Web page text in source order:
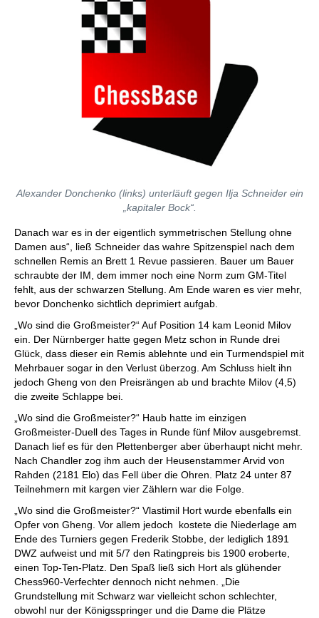
Alexander Donchenko (links) unterläuft gegen Ilja Schneider ein
„kapitaler Bock“.
Danach war es in der eigentlich symmetrischen Stellung ohne
Damen aus“, ließ Schneider das wahre Spitzenspiel nach dem
schnellen Remis an Brett 1 Revue passieren. Bauer um Bauer
schraubte der IM, dem immer noch eine Norm zum GM-Titel
fehlt, aus der schwarzen Stellung. Am Ende waren es vier mehr,
bevor Donchenko sichtlich deprimiert aufgab.
„Wo sind die Großmeister?“ Auf Position 14 kam Leonid Milov
ein. Der Nürnberger hatte gegen Metz schon in Runde drei
Glück, dass dieser ein Remis ablehnte und ein Turmendspiel mit
Mehrbauer sogar in den Verlust überzog. Am Schluss hielt ihn
jedoch Gheng von den Preisrängen ab und brachte Milov (4,5)
die zweite Schlappe bei.
„Wo sind die Großmeister?“ Haub hatte im einzigen
Großmeister-Duell des Tages in Runde fünf Milov ausgebremst.
Danach lief es für den Plettenberger aber überhaupt nicht mehr.
Nach Chandler zog ihm auch der Heusenstammer Arvid von
Rahden (2181 Elo) das Fell über die Ohren. Platz 24 unter 87
Teilnehmern mit kargen vier Zählern war die Folge.
„Wo sind die Großmeister?“ Vlastimil Hort wurde ebenfalls ein
Opfer von Gheng. Vor allem jedoch kostete die Niederlage am
Ende des Turniers gegen Frederik Stobbe, der lediglich 1891
DWZ aufweist und mit 5/7 den Ratingpreis bis 1900 eroberte,
einen Top-Ten-Platz. Den Spaß ließ sich Hort als glühender
Chess960-Verfechter dennoch nicht nehmen. „Die
Grundstellung mit Schwarz war vielleicht schon schlechter,
obwohl nur der Königsspringer und die Dame die Plätze